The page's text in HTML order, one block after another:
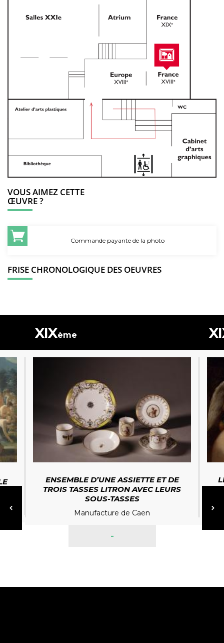
VOUS AIMEZ CETTE
ŒUVRE ?
Commande payante de la photo
FRISE CHRONOLOGIQUE DES OEUVRES
XIXème
ENSEMBLE D’UNE ASSIETTE ET DE
TROIS TASSES LITRON AVEC LEURS
SOUS-TASSES
Manufacture de Caen
-